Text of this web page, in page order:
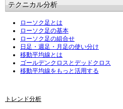
テクニカル分析
ローソク足とは
ローソク足の基本
ローソク足の組合せ
日足・週足・月足の使い分け
移動平均線とは
ゴールデンクロスとデッドクロス
移動平均線をもっと活用する
トレンド分析